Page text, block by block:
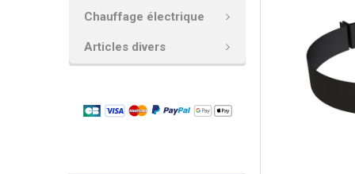
Chauffage électrique
Articles divers
AJOUTER
LA
SÉLECTION
AU PANIER